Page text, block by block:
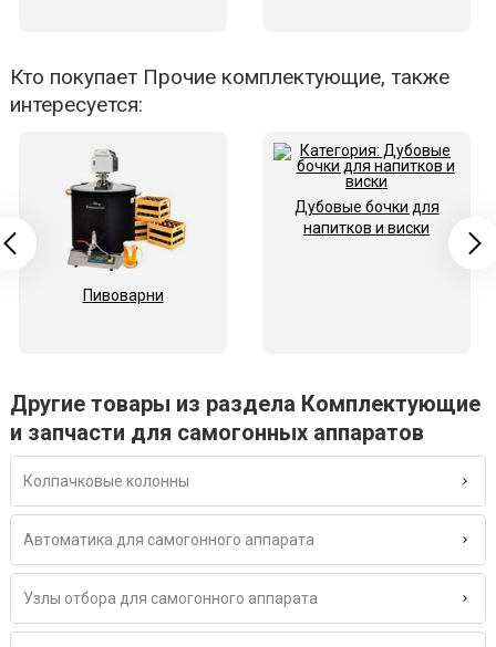
Кто покупает Прочие комплектующие, также
интересуется:
Пивоварни
Дубовые бочки для
напитков и виски
Другие товары из раздела Комплектующие
и запчасти для самогонных аппаратов
Колпачковые колонны
Автоматика для самогонного аппарата
Узлы отбора для самогонного аппарата